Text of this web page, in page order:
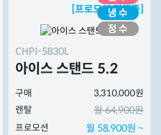
[프로모션 진행중]
CHPI-5830L
아이스 스탠드 5.2
구매
3,310,000원
렌탈
월 64,900원
프로모션 월 58,900원 ~